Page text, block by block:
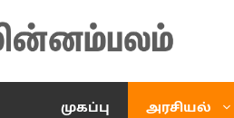
முகப்பு அரசியல்